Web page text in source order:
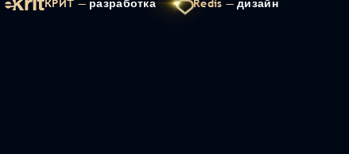
КРИТ — разработка Redis —дизайн